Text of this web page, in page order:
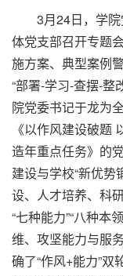
3月24日，学院
体党支部召开专题
施方案、典型案例
“部署-学习-查摆-整
院党委书记于龙为
《以作风建设破题
造年重点任务》的
建设与学校“新优势
设、人才培养、科
“七种能力”“八种本
维、攻坚能力与服
确了“作风+能力”